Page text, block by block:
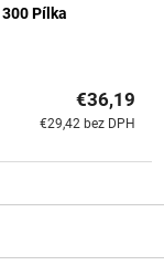
Pílka
€29,42 bez DPH
€36,19